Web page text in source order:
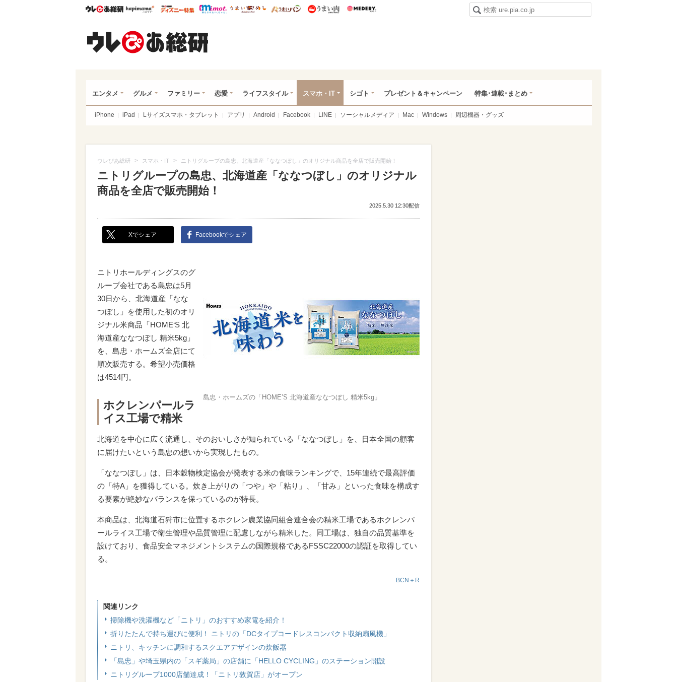
ウレぴあ総研ハピママ* ウレぴあ総研 ディズニー特集
mimot. うまいめし うまいパン うまい肉
エンタメ グルメ ファミリー 恋愛 ライフスタイル スマホ・IT シゴト プレゼント＆キャンペーン 特集･連載･まとめ
iPhone iPad Lサイズスマホ・タブレット アプリ Android Facebook LINE ソーシャルメディア Mac Windows 周辺機器・グッズ
ウレぴあ総研 > スマホ・IT > ニトリグループの島忠、北海道産「ななつぼし」のオリジナル商品を全店で販売開始！
ニトリグループの島忠、北海道産「ななつぼし」のオリジナル
商品を全店で販売開始！
2025.5.30 12:30配信
Xでシェア Facebookでシェア
島忠・ホームズの「HOME’S 北海道産ななつぼし 精米5kg」
ニトリホールディングスのグ
ループ会社である島忠は5月
30日から、北海道産「なな
つぼし」を使用した初のオリ
ジナル米商品「HOME‘S 北
海道産ななつぼし 精米5kg」
を、島忠・ホームズ全店にて
順次販売する。希望小売価格
は4514円。
ホクレンパールラ
イス工場で精米
北海道を中心に広く流通し、そのおいしさが知られている「ななつぼし」を、日本全国の顧客
に届けたいという島忠の想いから実現したもの。
「ななつぼし」は、日本穀物検定協会が発表する米の食味ランキングで、15年連続で最高評価
の「特A」を獲得している。炊き上がりの「つや」や「粘り」、「甘み」といった食味を構成す
る要素が絶妙なバランスを保っているのが特長。
本商品は、北海道石狩市に位置するホクレン農業協同組合連合会の精米工場であるホクレンパ
ールライス工場で衛生管理や品質管理に配慮しながら精米した。同工場は、独自の品質基準を
設けており、食品安全マネジメントシステムの国際規格であるFSSC22000の認証を取得してい
る。
BCN＋R
関連リンク
掃除機や洗濯機など「ニトリ」のおすすめ家電を紹介！
折りたたんで持ち運びに便利！ ニトリの「DCタイプコードレスコンパクト収納扇風機」
ニトリ、キッチンに調和するスクエアデザインの炊飯器
「島忠」や埼玉県内の「スギ薬局」の店舗に「HELLO CYCLING」のステーション開設
ニトリグループ1000店舗達成！「ニトリ敦賀店」がオープン